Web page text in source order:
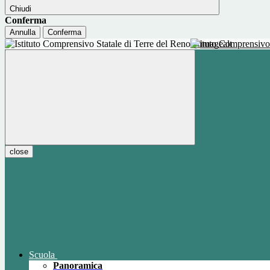
Chiudi
Conferma
Annulla Conferma
Istituto
close
Scuola
Panoramica